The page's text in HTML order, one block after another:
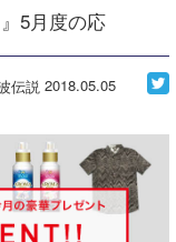
ツール
5月度の応
伝説 2018.05.05